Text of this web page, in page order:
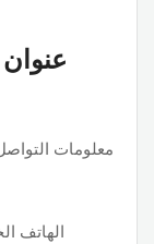
معلومات